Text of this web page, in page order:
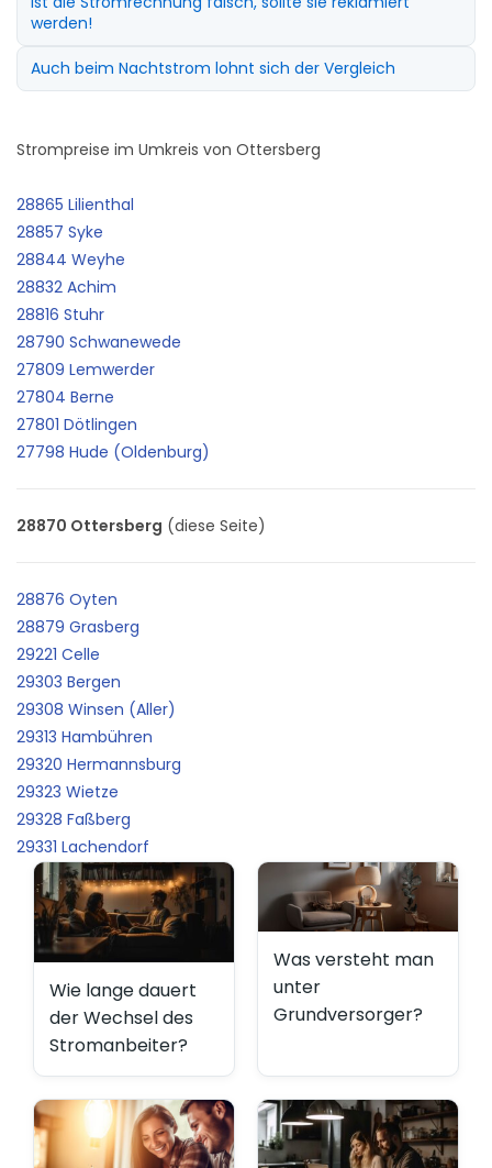
werden!
Auch beim Nachtstrom lohnt sich der Vergleich
Strompreise im Umkreis von Ottersberg
28865 Lilienthal
28857 Syke
28844 Weyhe
28832 Achim
28816 Stuhr
28790 Schwanewede
27809 Lemwerder
27804 Berne
27801 Dötlingen
27798 Hude (Oldenburg)
28870 Ottersberg (diese Seite)
28876 Oyten
28879 Grasberg
29221 Celle
29303 Bergen
29308 Winsen (Aller)
29313 Hambühren
29320 Hermannsburg
29323 Wietze
29328 Faßberg
29331 Lachendorf
Wie lange dauert
der Wechsel des
Stromanbeiter?
Was versteht man
unter
Grundversorger?